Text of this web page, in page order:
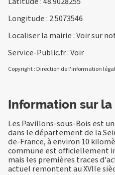
Longitude : 2.5073546
Localiser la mairie :Voir sur
Service-Public.fr :Voir
Copyright : Direction de l'information
Information sur
Les Pavillons-sous-Bois est
dans le département de la
de-France, à environ 10
commune est officiellement
mais les premières traces
actuel remontent au XVIIe